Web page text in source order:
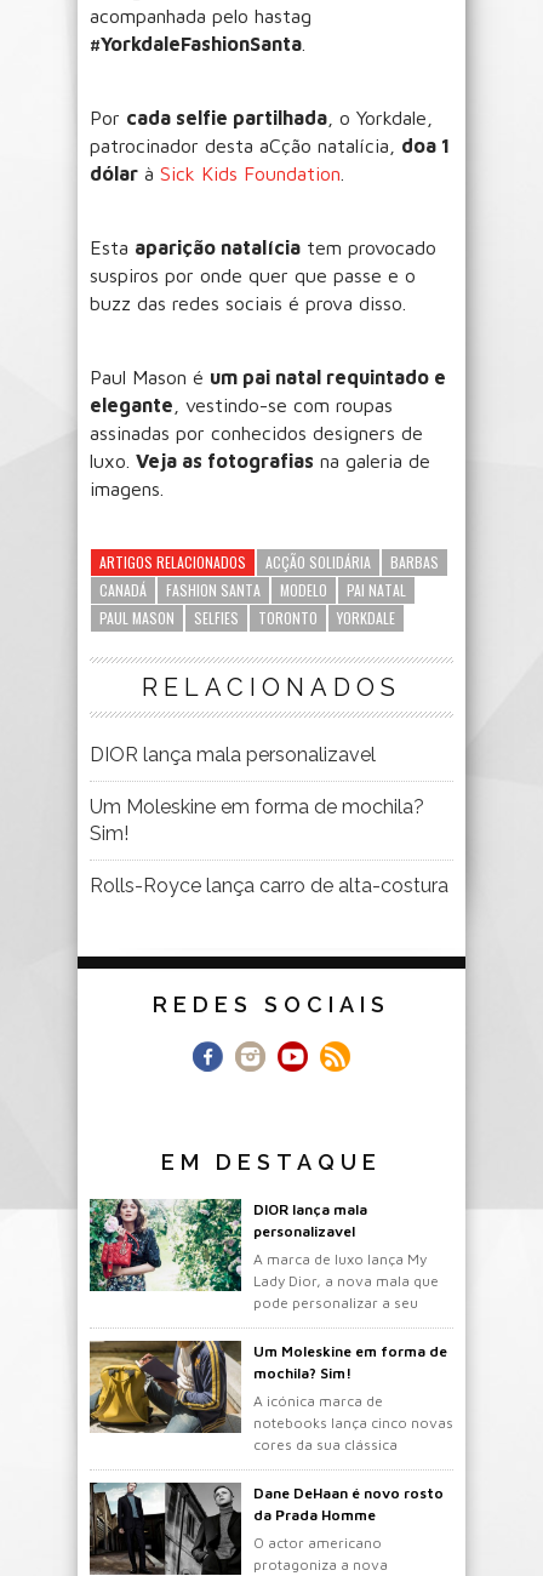
acompanhada pelo hastag
#YorkdaleFashionSanta
Por cada selfie partilhada , o Yorkdale,
patrocinador desta aCção natalícia, doa 1
dólar à Sick Kids Foundation
Esta aparição natalícia tem provocado
suspiros por onde quer que passe e o
buzz das redes sociais é prova disso.
Paul Mason é um pai natal requintado e
elegante , vestindo-se com roupas
assinadas por conhecidos designers de
luxo. Veja as fotografias na galeria de
imagens.
ARTIGOS RELACIONADOS ACÇÃO SOLIDÁRIA
BARBAS
CANADÁ
FASHION SANTA MODELO
PAI NATAL
PAUL MASON
SELFIES TORONTO YORKDALE
RELACIONADOS
DIOR lança mala personalizavel
Um Moleskine em forma de mochila?
Sim!
Rolls-Royce lança carro de alta-costura
REDES SOCIAIS
EM DESTAQUE
DIOR lança mala
personalizavel
A marca de luxo lança My
Lady Dior, a nova mala que
pode personalizar a seu
gosto.
Um Moleskine em forma de
mochila? Sim!
A icónica marca de
notebooks lança cinco novas
cores da sua clássica
mochila.
Dane DeHaan é novo rosto
da Prada Homme
O actor americano
protagoniza a nova